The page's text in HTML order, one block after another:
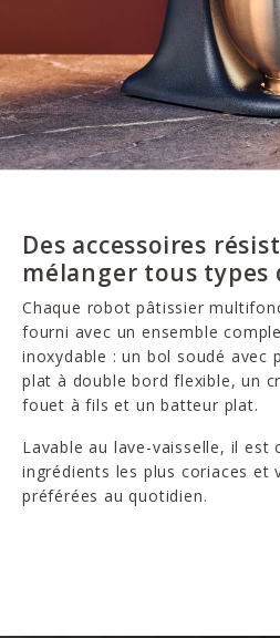
Des accessoires
mélanger tous types
Chaque robot pâtissier
fourni avec un ensemble
inoxydable : un bol soudé avec
plat à double bord flexible, un
fouet à fils et un batteur plat.
Lavable au lave-vaisselle, il est
ingrédients les plus coriaces et
préférées au quotidien.